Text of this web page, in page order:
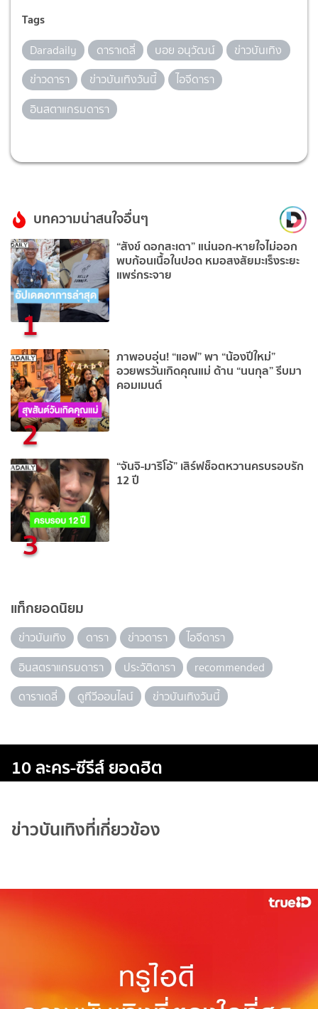
Tags
Daradaily ดาราเดลี่ บอย อนุวัฒน์
ข่าวบันเทิง
ข่าวดารา
ข่าวบันเทิงวันนี้
ไอจีดารา
อินสตาแกรมดารา
บทความน่าสนใจอื่นๆ
1
“สังข์ ดอกสะเดา” แน่นอก-หายใจไม่ออก
พบก้อนเนื้อในปอด หมอสงสัยมะเร็งระยะ
แพร่กระจาย
2
ภาพอบอุ่น! “แอฟ” พา “น้องปีใหม่”
อวยพรวันเกิดคุณแม่ ด้าน “นนกุล” รีบมา
คอมเมนต์
3
“จันจิ-มาริโอ้” เสิร์ฟช็อตหวานครบรอบรัก
12 ปี
แท็กยอดนิยม
ข่าวบันเทิง ดารา ข่าวดารา
ไอจีดารา
อินสตราแกรมดารา
ประวัติดารา
recommended
ดาราเดลี่
ดูทีวีออนไลน์ ข่าวบันเทิงวันนี้
10 ละคร-ซีรีส์ ยอดฮิต
ข่าวบันเทิงที่เกี่ยวข้อง